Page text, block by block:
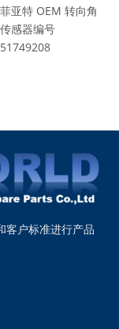
菲亚特 OEM 转向角
传感器编号
51749208
客户标准进行产品